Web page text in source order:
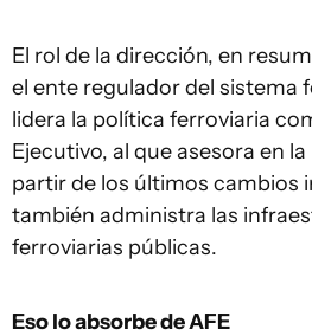
El rol de la dirección, en
el ente regulador del sistema
lidera la política ferroviaria
Ejecutivo, al que asesora en
partir de los últimos cambios
también administra las
ferroviarias públicas.
Eso lo absorbe de AFE